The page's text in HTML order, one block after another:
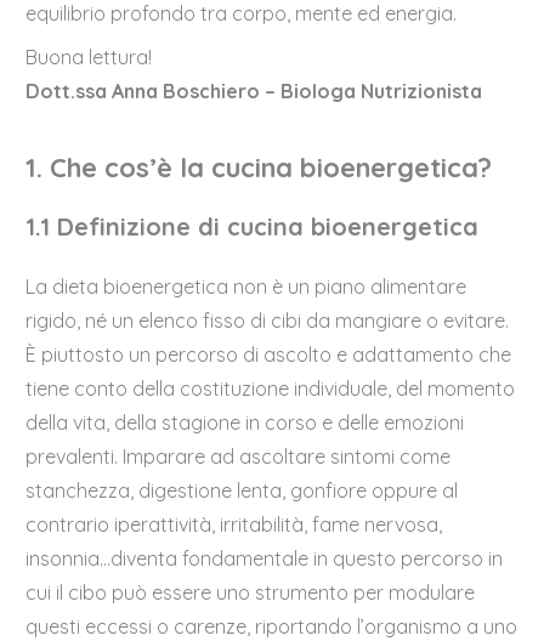
equilibrio profondo tra corpo, mente ed energia.
Buona lettura!
Dott.ssa Anna Boschiero – Biologa Nutrizionista
1. Che cos’è la cucina bioenergetica?
1.1 Definizione di cucina bioenergetica
La dieta bioenergetica non è un piano alimentare
rigido, né un elenco fisso di cibi da mangiare o evitare.
È piuttosto un percorso di ascolto e adattamento che
tiene conto della costituzione individuale, del momento
della vita, della stagione in corso e delle emozioni
prevalenti. Imparare ad ascoltare sintomi come
stanchezza, digestione lenta, gonfiore oppure al
contrario iperattività, irritabilità, fame nervosa,
insonnia…diventa fondamentale in questo percorso in
cui il cibo può essere uno strumento per modulare
questi eccessi o carenze, riportando l’organismo a uno